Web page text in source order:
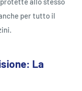
per tutto il
La